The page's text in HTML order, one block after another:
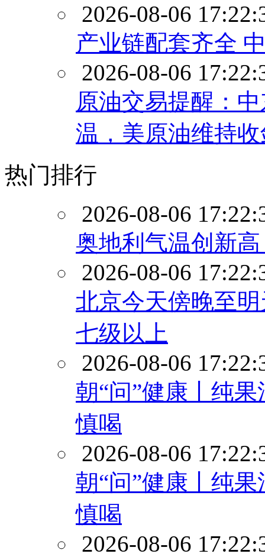
2026-08-06
产业链配套齐全
2026-08-06
原油交易提醒：
温，美原油维持
热门排行
2026-08-06
奥地利气温创新
2026-08-06
北京今天傍晚至
七级以上
2026-08-06
朝“问”健康丨纯
慎喝
2026-08-06
朝“问”健康丨纯
慎喝
2026-08-06